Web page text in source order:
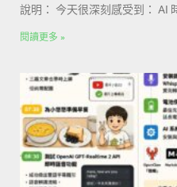
說明： 今天很深刻感受到： AI
閱讀更多 »